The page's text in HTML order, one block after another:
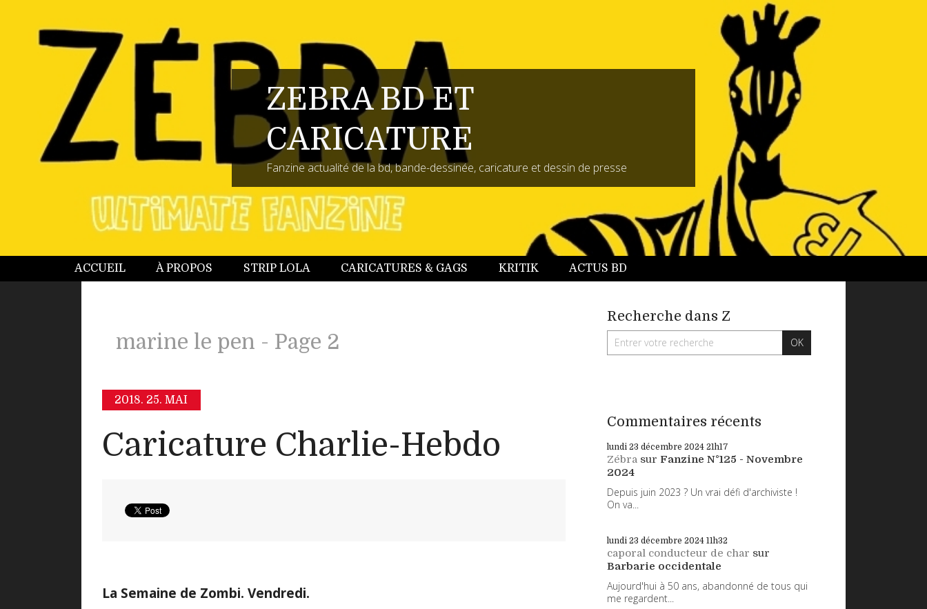
ZEBRA BD ET
CARICATURE
Fanzine actualité de la bd, bande-dessinée, caricature et dessin de presse
ACCUEIL À PROPOS STRIP LOLA CARICATURES & GAGS KRITIK ACTUS BD
marine le pen - Page 2
2018. 25. MAI
Caricature Charlie-Hebdo
La Semaine de Zombi. Vendredi.
Recherche dans Z
Commentaires récents
lundi 23 décembre 2024 21h17
Zébra sur Fanzine N°125 - Novembre
2024
Depuis juin 2023 ? Un vrai défi d'archiviste !
On va...
lundi 23 décembre 2024 11h32
caporal conducteur de char sur
Barbarie occidentale
Aujourd'hui à 50 ans, abandonné de tous qui
me regardent...